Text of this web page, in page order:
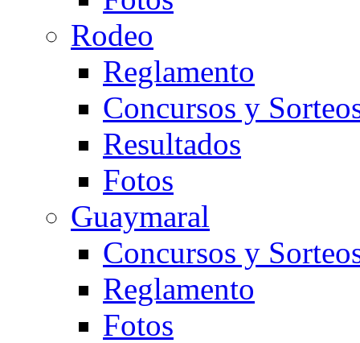
Rodeo
Reglamento
Concursos y
Resultados
Fotos
Guaymaral
Concursos y
Reglamento
Fotos